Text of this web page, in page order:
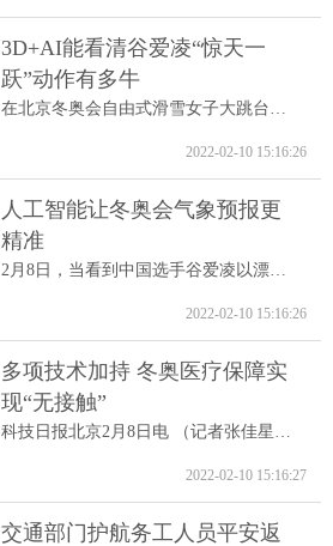
3D+AI能看清谷爱凌“惊天一
跃”动作有多牛
在北京冬奥会自由式滑雪女子大跳台决赛中...
2022-02-10 15:16:26
人工智能让冬奥会气象预报更
精准
2月8日，当看到中国选手谷爱凌以漂亮的高...
2022-02-10 15:16:26
多项技术加持 冬奥医疗保障实
现“无接触”
科技日报北京2月8日电 （记者张佳星）记...
2022-02-10 15:16:27
交通部门护航务工人员平安返